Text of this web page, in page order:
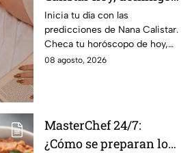
de agosto: estos signos
tendrán ingresos extra
Inicia tu día con las
predicciones de Nana Calistar.
Checa tu horóscopo de hoy,
domingo 9 de agosto, y
08 agosto, 2026
MasterChef 24/7:
¿Cómo se preparan los